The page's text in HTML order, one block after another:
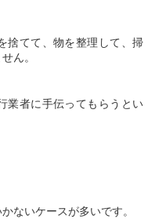
捨てて、物を整理して、掃
ん。
業者に手伝ってもらうとい
ないケースが多いです。